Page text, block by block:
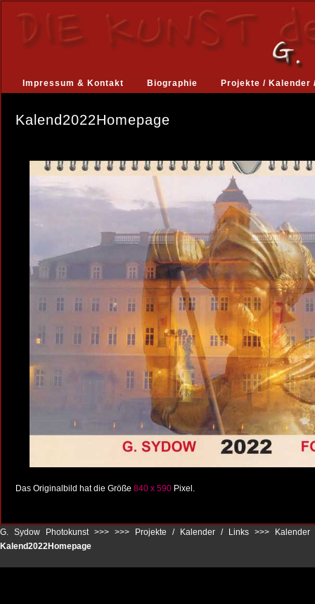
Impressum & Kontakt Biographie Projekte / Kalender
Kalend2022Homepage
Das Originalbild hat die Größe 840 x 590 Pixel.
G. Sydow Photokunst >>> >>> Projekte / Kalender / Links >>>
Kalender
Kalend2022Homepage